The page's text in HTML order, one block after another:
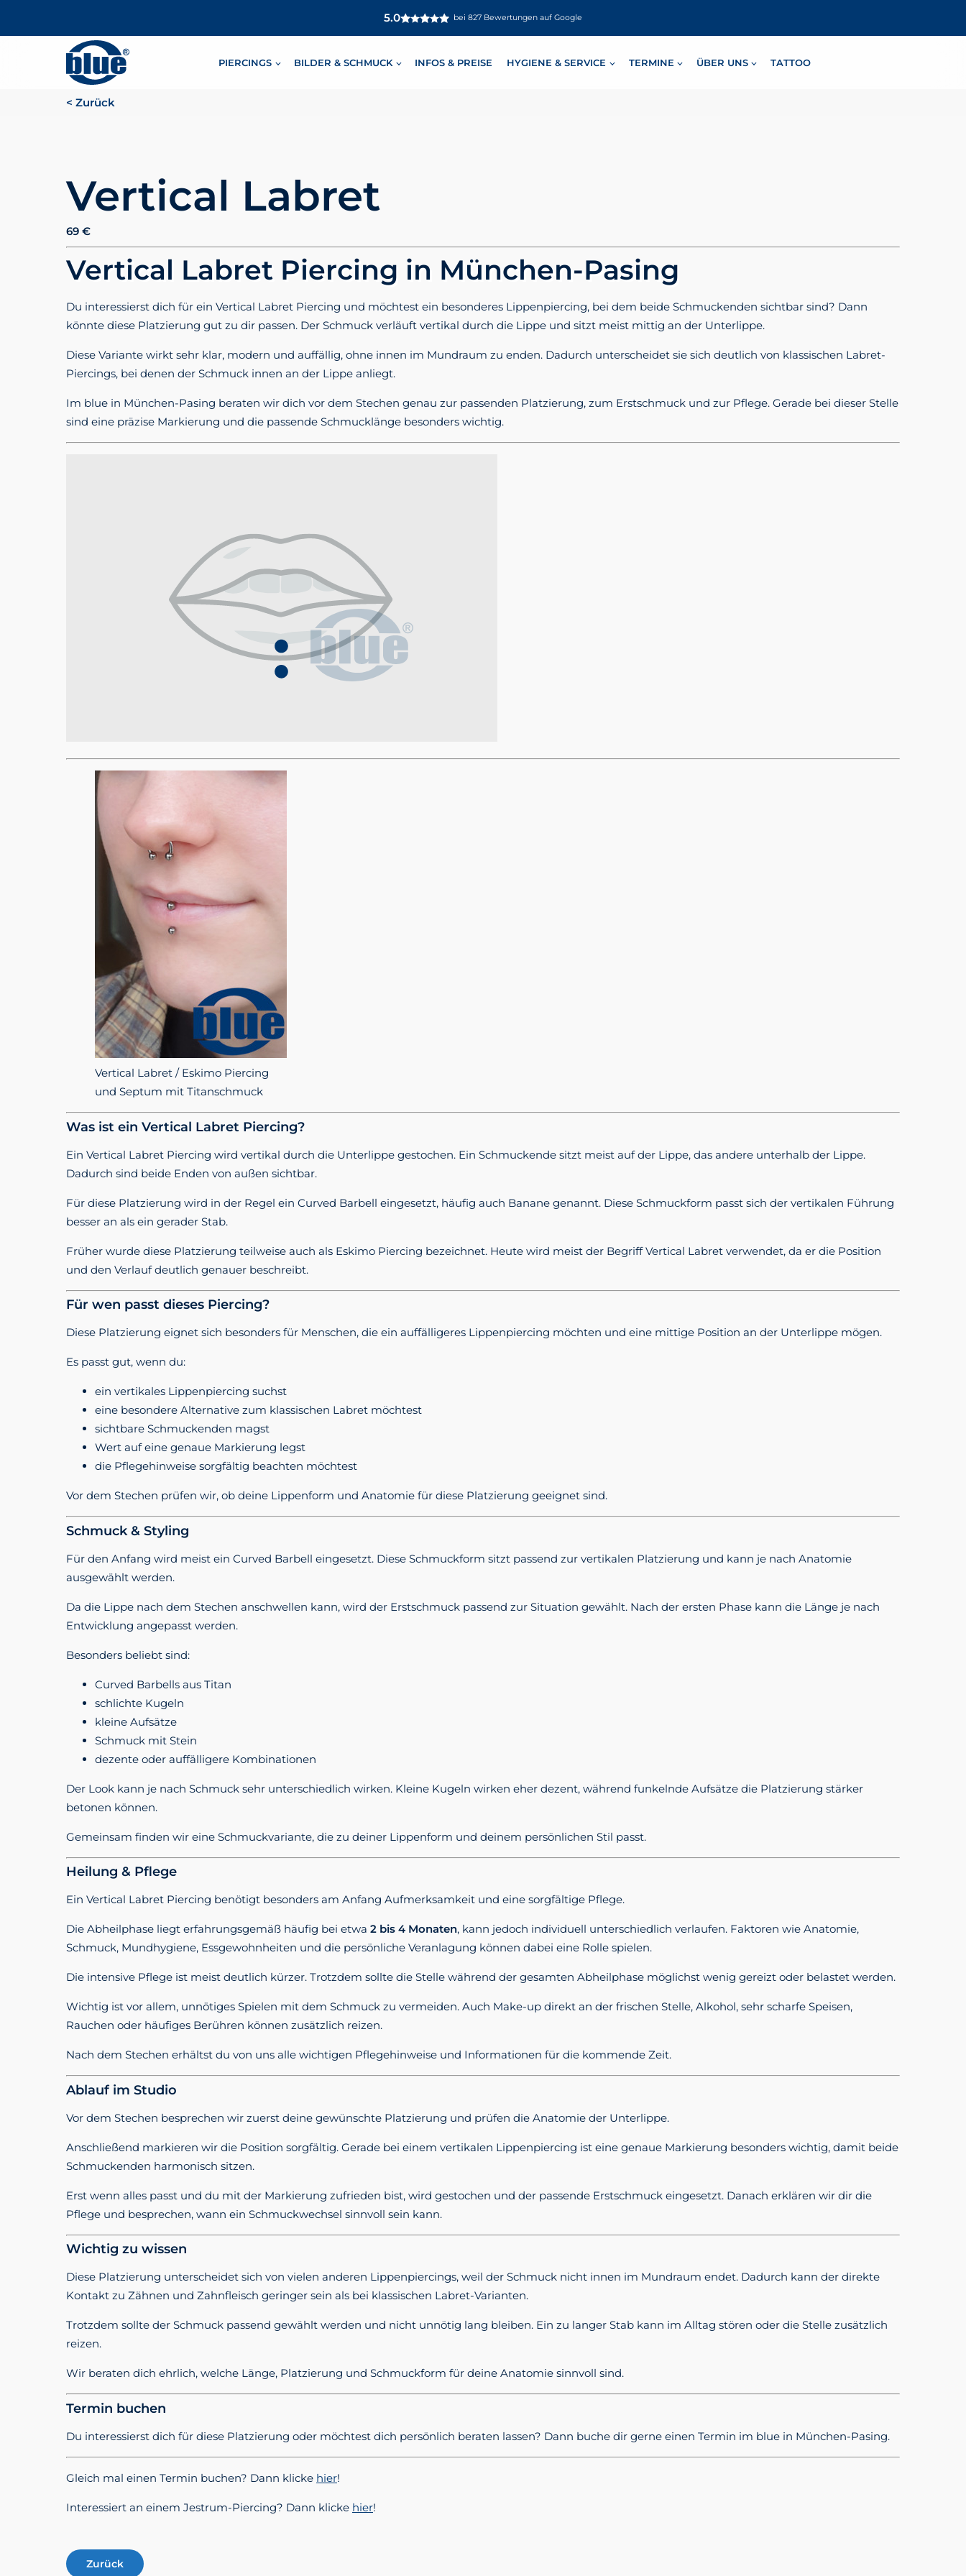
5.0 bei 827 Bewertungen auf Google
PIERCINGS BILDER & SCHMUCK INFOS & PREISE HYGIENE & SERVICE TERMINE ÜBER UNS TATTOO
< Zurück
Vertical Labret
69 €
Vertical Labret Piercing in München-Pasing
Du interessierst dich für ein Vertical Labret Piercing und möchtest ein besonderes Lippenpiercing, bei dem beide Schmuckenden sichtbar sind? Dann
könnte diese Platzierung gut zu dir passen. Der Schmuck verläuft vertikal durch die Lippe und sitzt meist mittig an der Unterlippe.
Diese Variante wirkt sehr klar, modern und auffällig, ohne innen im Mundraum zu enden. Dadurch unterscheidet sie sich deutlich von klassischen Labret-
Piercings, bei denen der Schmuck innen an der Lippe anliegt.
Im blue in München-Pasing beraten wir dich vor dem Stechen genau zur passenden Platzierung, zum Erstschmuck und zur Pflege. Gerade bei dieser Stelle
sind eine präzise Markierung und die passende Schmucklänge besonders wichtig.
Vertical Labret / Eskimo Piercing
und Septum mit Titanschmuck
Was ist ein Vertical Labret Piercing?
Ein Vertical Labret Piercing wird vertikal durch die Unterlippe gestochen. Ein Schmuckende sitzt meist auf der Lippe, das andere unterhalb der Lippe.
Dadurch sind beide Enden von außen sichtbar.
Für diese Platzierung wird in der Regel ein Curved Barbell eingesetzt, häufig auch Banane genannt. Diese Schmuckform passt sich der vertikalen Führung
besser an als ein gerader Stab.
Früher wurde diese Platzierung teilweise auch als Eskimo Piercing bezeichnet. Heute wird meist der Begriff Vertical Labret verwendet, da er die Position
und den Verlauf deutlich genauer beschreibt.
Für wen passt dieses Piercing?
Diese Platzierung eignet sich besonders für Menschen, die ein auffälligeres Lippenpiercing möchten und eine mittige Position an der Unterlippe mögen.
Es passt gut, wenn du:
ein vertikales Lippenpiercing suchst
eine besondere Alternative zum klassischen Labret möchtest
sichtbare Schmuckenden magst
Wert auf eine genaue Markierung legst
die Pflegehinweise sorgfältig beachten möchtest
Vor dem Stechen prüfen wir, ob deine Lippenform und Anatomie für diese Platzierung geeignet sind.
Schmuck & Styling
Für den Anfang wird meist ein Curved Barbell eingesetzt. Diese Schmuckform sitzt passend zur vertikalen Platzierung und kann je nach Anatomie
ausgewählt werden.
Da die Lippe nach dem Stechen anschwellen kann, wird der Erstschmuck passend zur Situation gewählt. Nach der ersten Phase kann die Länge je nach
Entwicklung angepasst werden.
Besonders beliebt sind:
Curved Barbells aus Titan
schlichte Kugeln
kleine Aufsätze
Schmuck mit Stein
dezente oder auffälligere Kombinationen
Der Look kann je nach Schmuck sehr unterschiedlich wirken. Kleine Kugeln wirken eher dezent, während funkelnde Aufsätze die Platzierung stärker
betonen können.
Gemeinsam finden wir eine Schmuckvariante, die zu deiner Lippenform und deinem persönlichen Stil passt.
Heilung & Pflege
Ein Vertical Labret Piercing benötigt besonders am Anfang Aufmerksamkeit und eine sorgfältige Pflege.
Die Abheilphase liegt erfahrungsgemäß häufig bei etwa 2 bis 4 Monaten, kann jedoch individuell unterschiedlich verlaufen. Faktoren wie Anatomie,
Schmuck, Mundhygiene, Essgewohnheiten und die persönliche Veranlagung können dabei eine Rolle spielen.
Die intensive Pflege ist meist deutlich kürzer. Trotzdem sollte die Stelle während der gesamten Abheilphase möglichst wenig gereizt oder belastet werden.
Wichtig ist vor allem, unnötiges Spielen mit dem Schmuck zu vermeiden. Auch Make-up direkt an der frischen Stelle, Alkohol, sehr scharfe Speisen,
Rauchen oder häufiges Berühren können zusätzlich reizen.
Nach dem Stechen erhältst du von uns alle wichtigen Pflegehinweise und Informationen für die kommende Zeit.
Ablauf im Studio
Vor dem Stechen besprechen wir zuerst deine gewünschte Platzierung und prüfen die Anatomie der Unterlippe.
Anschließend markieren wir die Position sorgfältig. Gerade bei einem vertikalen Lippenpiercing ist eine genaue Markierung besonders wichtig, damit beide
Schmuckenden harmonisch sitzen.
Erst wenn alles passt und du mit der Markierung zufrieden bist, wird gestochen und der passende Erstschmuck eingesetzt. Danach erklären wir dir die
Pflege und besprechen, wann ein Schmuckwechsel sinnvoll sein kann.
Wichtig zu wissen
Diese Platzierung unterscheidet sich von vielen anderen Lippenpiercings, weil der Schmuck nicht innen im Mundraum endet. Dadurch kann der direkte
Kontakt zu Zähnen und Zahnfleisch geringer sein als bei klassischen Labret-Varianten.
Trotzdem sollte der Schmuck passend gewählt werden und nicht unnötig lang bleiben. Ein zu langer Stab kann im Alltag stören oder die Stelle zusätzlich
reizen.
Wir beraten dich ehrlich, welche Länge, Platzierung und Schmuckform für deine Anatomie sinnvoll sind.
Termin buchen
Du interessierst dich für diese Platzierung oder möchtest dich persönlich beraten lassen? Dann buche dir gerne einen Termin im blue in München-Pasing.
Gleich mal einen Termin buchen? Dann klicke hier!
Interessiert an einem Jestrum-Piercing? Dann klicke hier!
Zurück